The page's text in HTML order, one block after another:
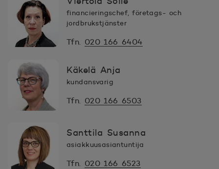
financieringschef, företags- och
jordbrukstjänster
Tfn. 020 166 6404
Käkelä Anja
kundansvarig
Tfn. 020 166 6503
Santtila Susanna
asiakkuusasiantuntija
Tfn. 020 166 6523